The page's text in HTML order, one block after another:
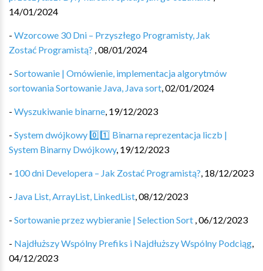
14/01/2024
- Wzorcowe 30 Dni – Przyszłego Programisty, Jak
Zostać Programistą? ,08/01/2024
- Sortowanie | Omówienie, implementacja algorytmów
sortowania Sortowanie Java, Java sort,02/01/2024
- Wyszukiwanie binarne, 19/12/2023
- System dwójkowy 0️⃣1️⃣ Binarna reprezentacja liczb |
System Binarny Dwójkowy, 19/12/2023
- 100 dni Developera – Jak Zostać Programistą?, 18/12/2023
- Java List, ArrayList, LinkedList,08/12/2023
- Sortowanie przez wybieranie | Selection Sort ,06/12/2023
- Najdłuższy Wspólny Prefiks i Najdłuższy Wspólny Podciąg,
04/12/2023